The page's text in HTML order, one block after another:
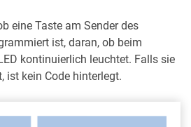
eine Taste am Sender des
ist, daran, ob beim
kontinuierlich leuchtet. Falls sie
ist kein Code hinterlegt.